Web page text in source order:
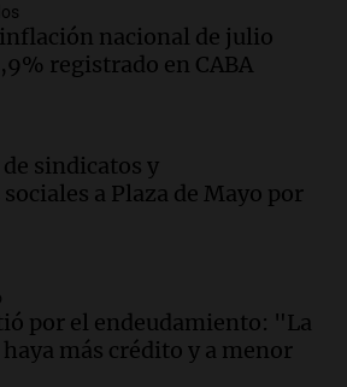
y el sueño argentino de
en una entrevista con Rony
de Agostina Vega, tras
"En esa casa
algo que ver"
derribó el mito
ideal: qué alimentos
nacional de julio
registrado en CABA
sindicatos y
a Plaza de Mayo por
por el endeudamiento: "La
más crédito y a menor